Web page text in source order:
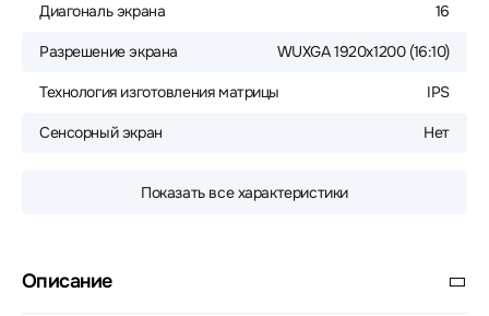
Диагональ экрана 16
Разрешение экрана WUXGA 1920x1200 (16:10)
Технология изготовления матрицы IPS
Сенсорный экран Нет
Показать все характеристики
Описание